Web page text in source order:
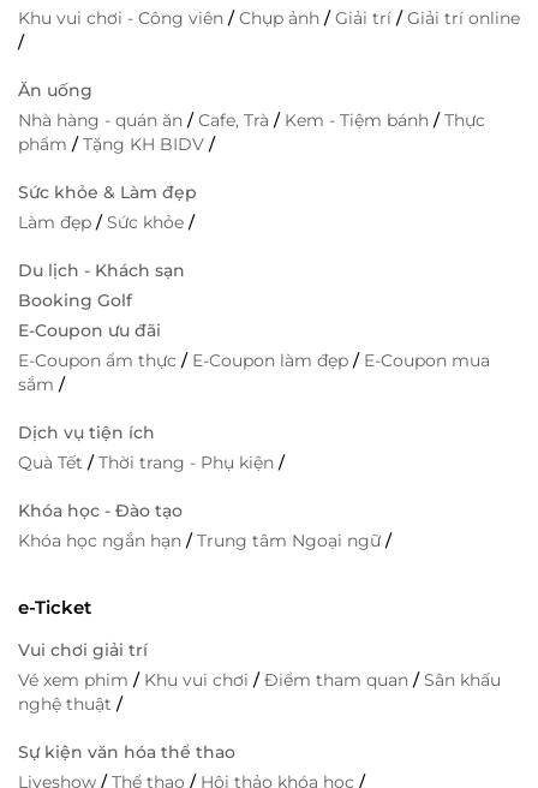
Khu vui chơi - Công viên /Chụp ảnh /Giải trí /Giải trí online
/
Ăn uống
Nhà hàng - quán ăn /Cafe, Trà / Kem - Tiệm bánh /Thực
phẩm /Tặng KH BIDV /
Sức khỏe & Làm đẹp
Làm đẹp /Sức khỏe /
Du lịch - Khách sạn
Booking Golf
E-Coupon ưu đãi
E-Coupon ẩm thực / E-Coupon làm đẹp / E-Coupon mua
sắm /
Dịch vụ tiện ích
Quà Tết /Thời trang - Phụ kiện /
Khóa học - Đào tạo
Khóa học ngắn hạn /Trung tâm Ngoại ngữ/
e-Ticket
Vui chơi giải trí
Vé xem phim / Khu vui chơi /Điểm tham quan /Sân khấu
nghệ thuật /
Sự kiện văn hóa thể thao
Liveshow /Thể thao / Hội thảo khóa học /